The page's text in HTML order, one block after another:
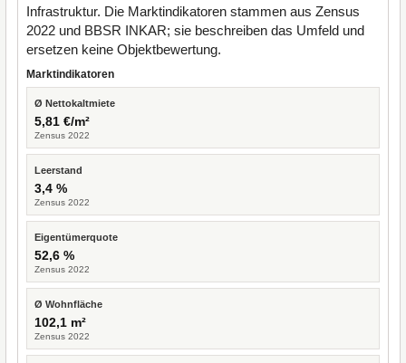
Infrastruktur. Die Marktindikatoren stammen aus Zensus
2022 und BBSR INKAR; sie beschreiben das Umfeld und
ersetzen keine Objektbewertung.
Marktindikatoren
Ø Nettokaltmiete
5,81 €/m²
Zensus 2022
Leerstand
3,4 %
Zensus 2022
Eigentümerquote
52,6 %
Zensus 2022
Ø Wohnfläche
102,1 m²
Zensus 2022